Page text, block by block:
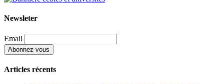
Newsleter
Email
Articles récents